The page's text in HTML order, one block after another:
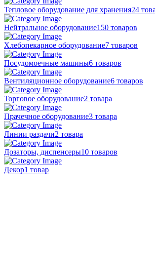
Тепловое оборудование для хранения24
Нейтральное оборудование150 товаров
Хлебопекарное оборудование7 товаров
Посудомоечные машины6 товаров
Вентиляционное оборудование6 товаров
Торговое оборудование2 товара
Прачечное оборудование3 товара
Линии раздачи2 товара
Дозаторы, диспенсеры10 товаров
Декор1 товар